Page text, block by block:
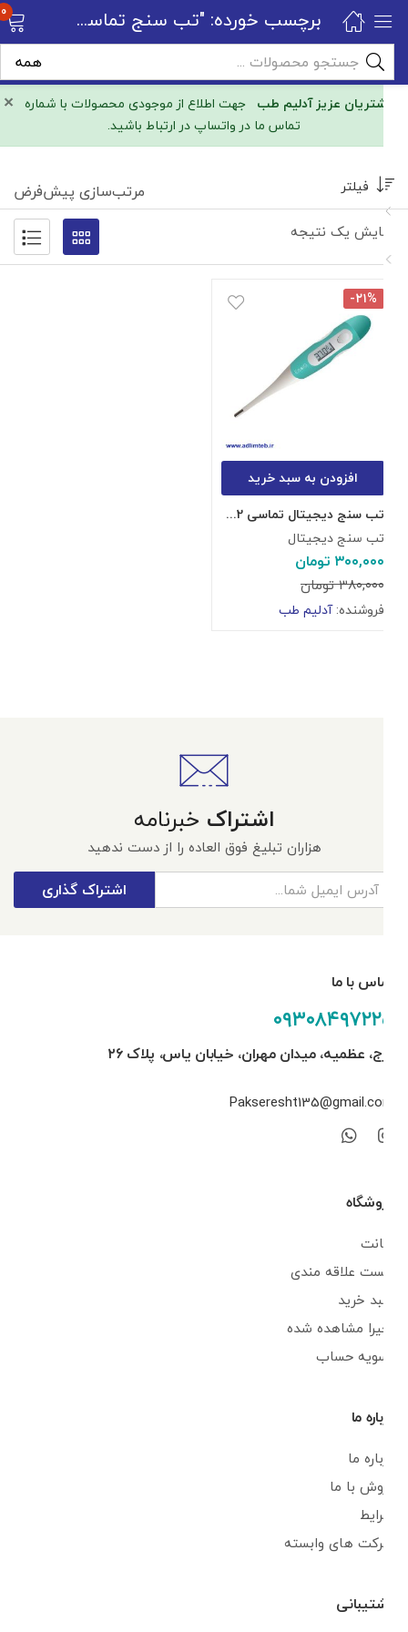
× مشتریان عزیز آدلیم طبجهت اطلاع از موجودی محصولات با شماره
تماس ما در واتساپ در ارتباط باشید.
برچسب خورده: "تب سنج تماسی امسیگ" 0
نمایش یک نتیجه
فیلتر مرتب‌سازی پیش‌فرض
افزودن به سبد خرید
-۲۱%
تب سنج دیجیتال تماسی EmsiG CF02
تب سنج دیجیتال
۳۰۰,۰۰۰تومان
۳۸۰,۰۰۰تومان
فروشنده:آدلیم طب
اشتراکخبرنامه
هزاران تبلیغ فوق العاده را از دست ندهید
اشتراک گذاری
تماس با ما
۰۹۳۰۸۴۹۷۲۲۵
کرج، عظمیه، میدان مهران، خیابان یاس، پلاک ۲۶
Pakseresht135@gmail.com
فروشگاه
اکانت
لیست علاقه مندی
سبد خرید
اخیرا مشاهده شده
تسویه حساب
درباره ما
درباره ما
فروش با ما
شرایط
شرکت های وابسته
پشتیبانی